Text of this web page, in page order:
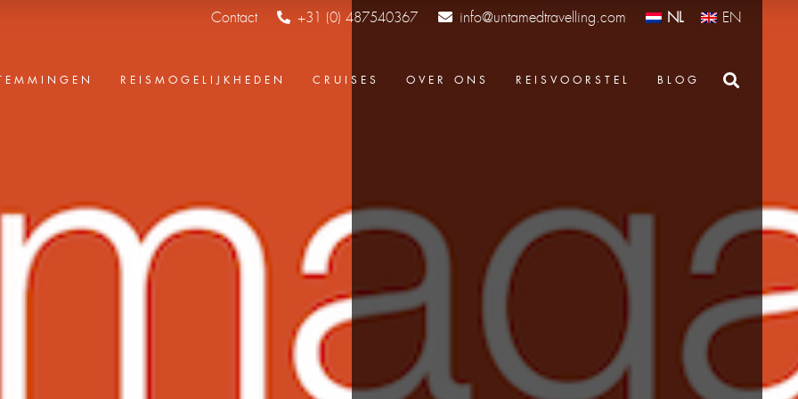
Contact +31 (0) 487540367 info@untamedtravelling.com NL EN
REISMOGELIJKHEDEN CRUISES OVER ONS REISVOORSTEL BLOG